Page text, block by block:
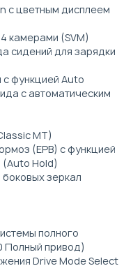
c цветным дисплеем
камерами (SVM)
сидений для зарядки
функцией Auto
с автоматическим
MT)
(EPB) с функцией
Hold)
зеркал
полного
Полный привод)
Drive Mode Select